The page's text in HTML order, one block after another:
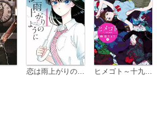
ヒメゴト～十九歳の制服～